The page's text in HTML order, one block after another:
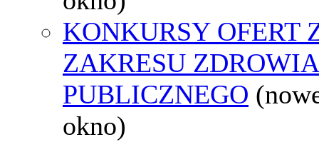
KONKURSY OFERT
ZAKRESU ZDROWIA
PUBLICZNEGO
okno)